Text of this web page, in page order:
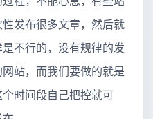
发布很多文章，然后就
不行的，没有规律的发
站，而我们要做的就是
时间段自己把控就可